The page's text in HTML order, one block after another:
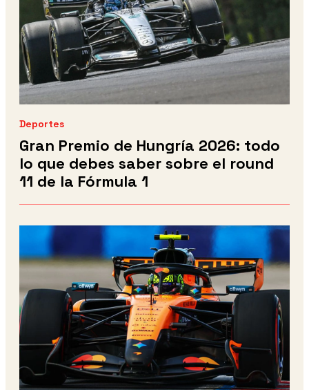
Deportes
Gran Premio de Hungría 2026: todo
lo que debes saber sobre el round
11 de la Fórmula 1